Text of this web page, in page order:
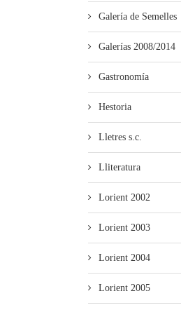
Galería de Semelles
Galerías 2008/2014
Gastronomía
Hestoria
Lletres s.c.
Lliteratura
Lorient 2002
Lorient 2003
Lorient 2004
Lorient 2005